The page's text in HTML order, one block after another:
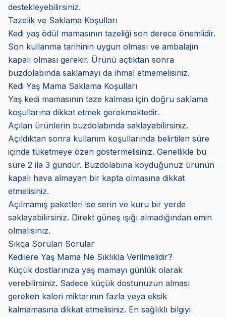
destekleyebilirsiniz.
Tazelik ve Saklama Koşulları
Kedi yaş ödül mamasının tazeliği son derece önemlidir.
Son kullanma tarihinin uygun olması ve ambalajın
kapalı olması gerekir. Ürünü açtıktan sonra
buzdolabında saklamayı da ihmal etmemelisiniz.
Kedi Yaş Mama Saklama Koşulları
Yaş kedi mamasının taze kalması için doğru saklama
koşullarına dikkat etmek gerekmektedir.
Açılan ürünlerin buzdolabında saklayabilirsiniz.
Açıldıktan sonra kullanım koşullarında belirtilen süre
içinde tüketmeye özen göstermelisiniz. Genellikle bu
süre 2 ila 3 gündür. Buzdolabına koyduğunuz ürünün
kapalı hava almayan bir kapta olmasına dikkat
etmelisiniz.
Açılmamış paketleri ise serin ve kuru bir yerde
saklayabilirsiniz. Direkt güneş ışığı almadığından emin
olmalısınız.
Sıkça Sorulan Sorular
Kedilere Yaş Mama Ne Sıklıkla Verilmelidir?
Küçük dostlarınıza yaş mamayı günlük olarak
verebilirsiniz. Sadece küçük dostunuzun alması
gereken kalori miktarının fazla veya eksik
kalmamasına dikkat etmelisiniz. En sağlıklı bilgiyi